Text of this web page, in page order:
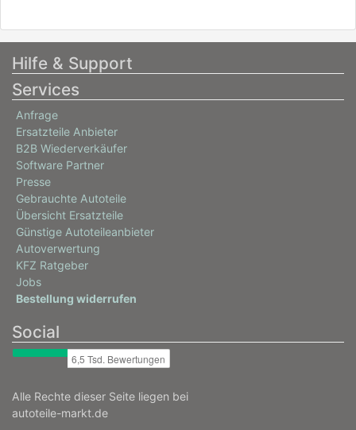
Hilfe & Support
Services
Anfrage
Ersatzteile Anbieter
B2B Wiederverkäufer
Software Partner
Presse
Gebrauchte Autoteile
Übersicht Ersatzteile
Günstige Autoteileanbieter
Autoverwertung
KFZ Ratgeber
Jobs
Bestellung widerrufen
Social
Alle Rechte dieser Seite liegen bei
autoteile-markt.de